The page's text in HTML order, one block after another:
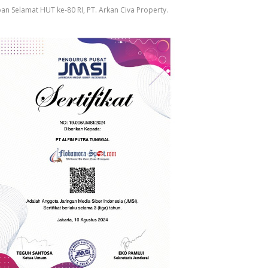
Selamat HUT ke-80 RI, PT. Arkan Civa Property.